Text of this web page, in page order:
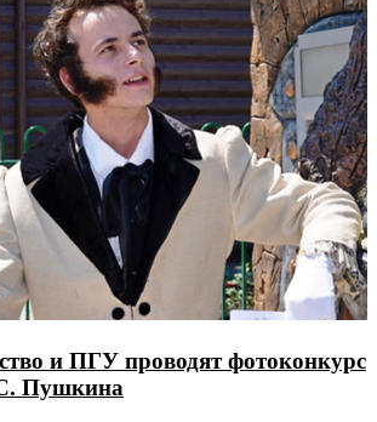
и ПГУ проводят фотоконкурс
Пушкина